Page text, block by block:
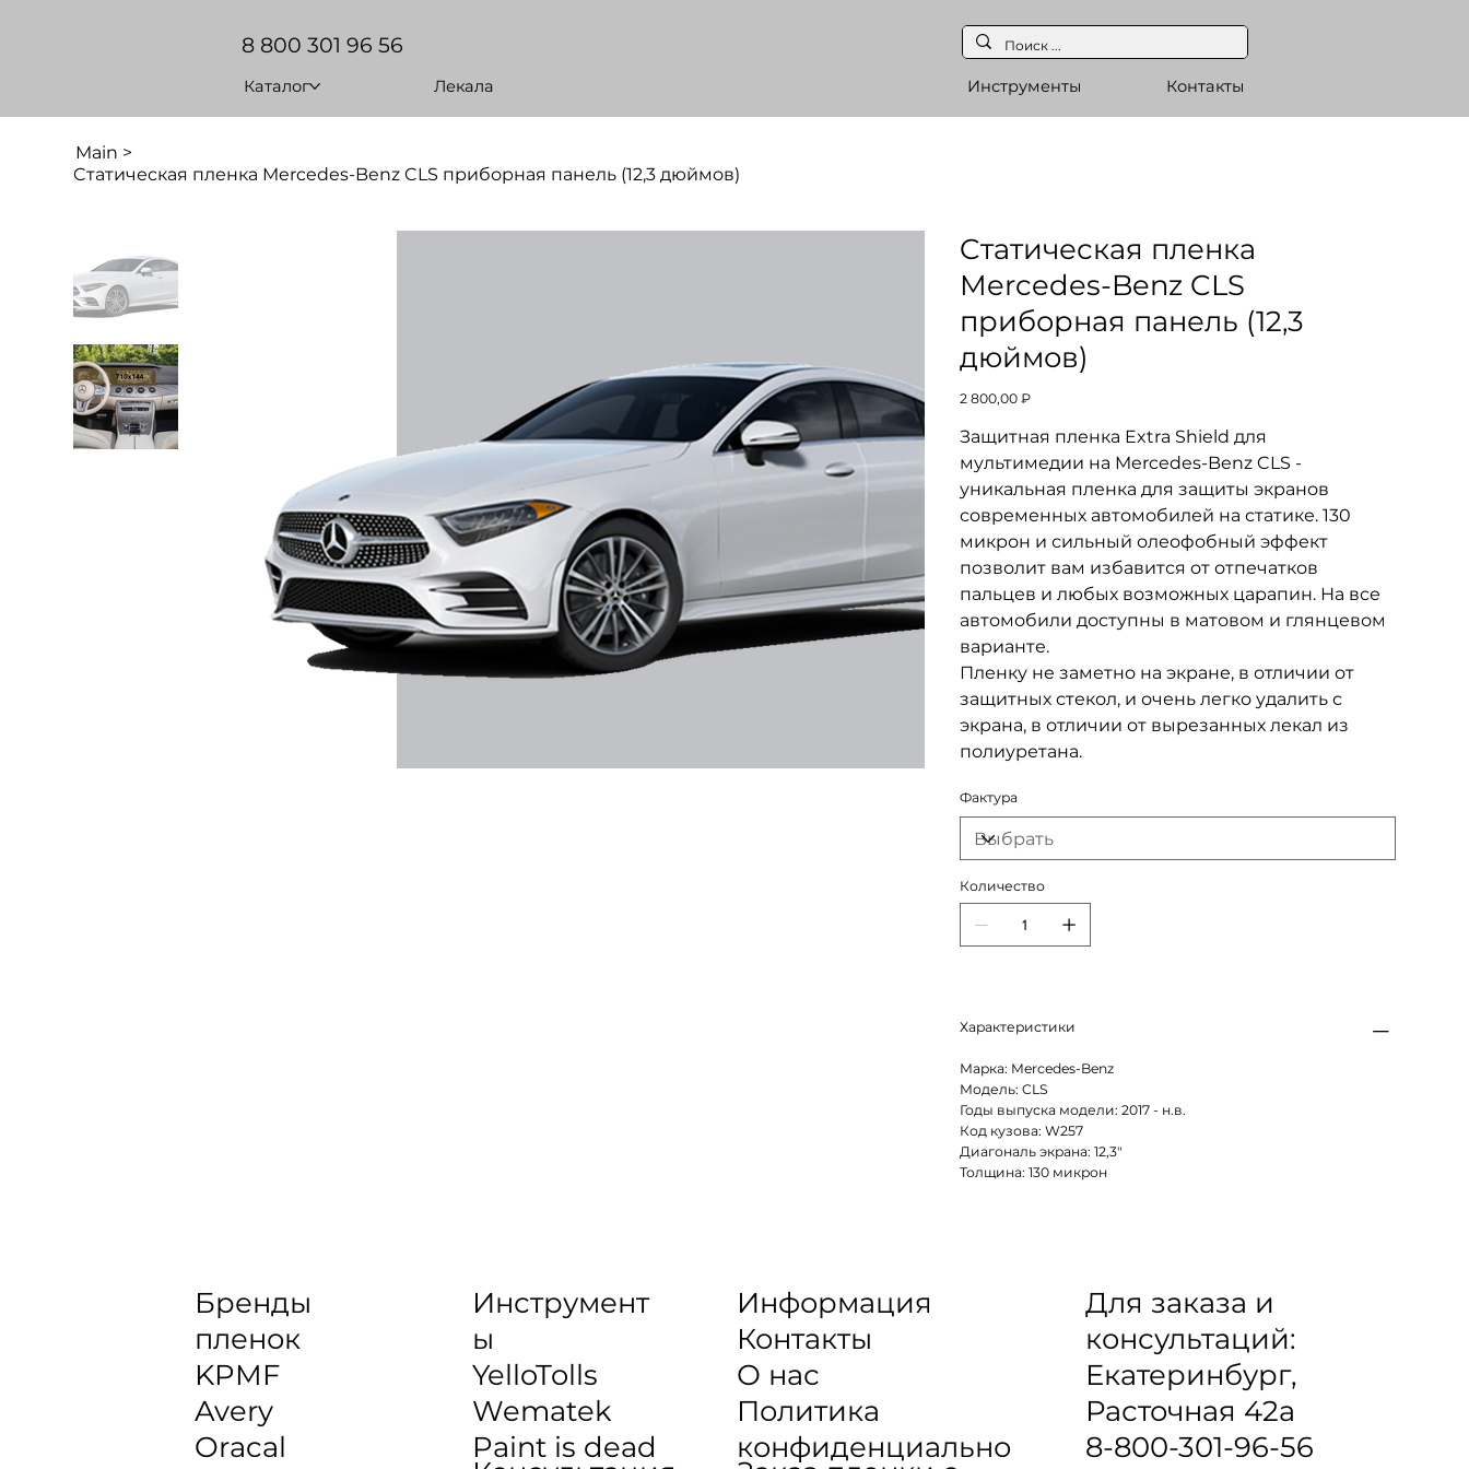
8 800 301 96 56
Инструменты Контакты
Каталог Лекала
Main >
Cтатическая пленка Mercedes-Benz CLS приборная панель (12,3 дюймов)
Cтатическая пленка
Mercedes-Benz CLS
приборная панель (12,3
дюймов)
Цена
2 800,00 ₽
Защитная пленка Extra Shield для
мультимедии на Mercedes-Benz CLS -
уникальная пленка для защиты экранов
современных автомобилей на статике. 130
микрон и сильный олеофобный эффект
позволит вам избавится от отпечатков
пальцев и любых возможных царапин. На все
автомобили доступны в матовом и глянцевом
варианте.
Пленку не заметно на экране, в отличии от
защитных стекол, и очень легко удалить с
экрана, в отличии от вырезанных лекал из
полиуретана.
Фактура
Количество
Характеристики
Марка: Mercedes-Benz
Модель: CLS
Годы выпуска модели: 2017 - н.в.
Код кузова: W257
Диагональ экрана: 12,3"
Толщина: 130 микрон
Бренды
пленок
KPMF
Avery
Oracal
Инструмент
ы
YelloTolls
Wematek
Paint is dead
Информация
Контакты
О нас
Политика
конфиденциально
Для заказа и
консультаций:
Екатеринбург,
Расточная 42а
8-800-301-96-56